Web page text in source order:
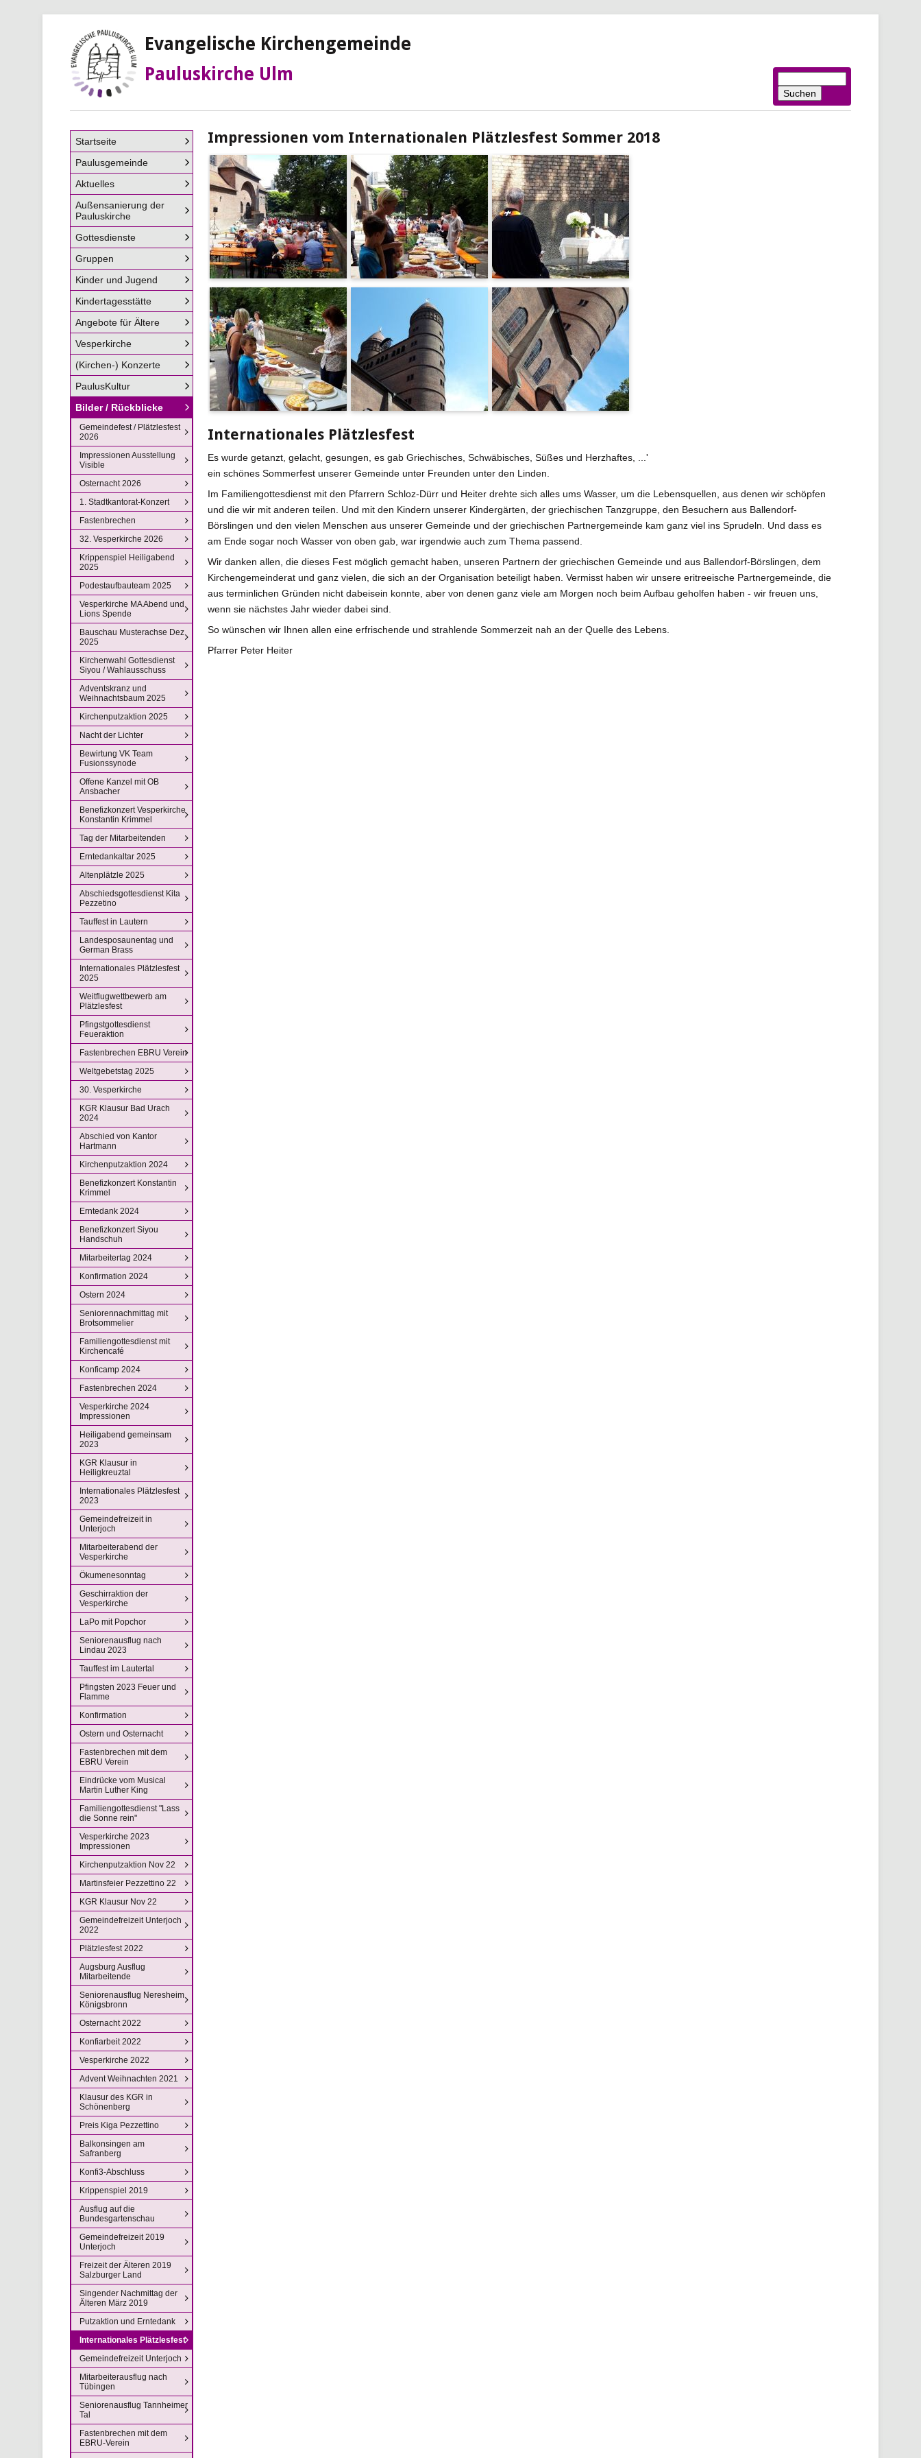
Evangelische Kirchengemeinde
Pauluskirche Ulm
Suchen
Impressionen vom Internationalen Plätzlesfest Sommer 2018
Internationales Plätzlesfest
Es wurde getanzt, gelacht, gesungen, es gab Griechisches, Schwäbisches, Süßes und Herzhaftes, ...'
ein schönes Sommerfest unserer Gemeinde unter Freunden unter den Linden.
Im Familiengottesdienst mit den Pfarrern Schloz-Dürr und Heiter drehte sich alles ums Wasser, um die Lebensquellen, aus denen wir schöpfen
und die wir mit anderen teilen. Und mit den Kindern unserer Kindergärten, der griechischen Tanzgruppe, den Besuchern aus Ballendorf-
Börslingen und den vielen Menschen aus unserer Gemeinde und der griechischen Partnergemeinde kam ganz viel ins Sprudeln. Und dass es
am Ende sogar noch Wasser von oben gab, war irgendwie auch zum Thema passend.
Wir danken allen, die dieses Fest möglich gemacht haben, unseren Partnern der griechischen Gemeinde und aus Ballendorf-Börslingen, dem
Kirchengemeinderat und ganz vielen, die sich an der Organisation beteiligt haben. Vermisst haben wir unsere eritreeische Partnergemeinde, die
aus terminlichen Gründen nicht dabeisein konnte, aber von denen ganz viele am Morgen noch beim Aufbau geholfen haben - wir freuen uns,
wenn sie nächstes Jahr wieder dabei sind.
So wünschen wir Ihnen allen eine erfrischende und strahlende Sommerzeit nah an der Quelle des Lebens.
Pfarrer Peter Heiter
Navigation
überspringen
Startseite
Paulusgemeinde
Aktuelles
Außensanierung der
Pauluskirche
Gottesdienste
Gruppen
Kinder und Jugend
Kindertagesstätte
Angebote für Ältere
Vesperkirche
(Kirchen-) Konzerte
PaulusKultur
Bilder / Rückblicke
Gemeindefest / Plätzlesfest
2026
Impressionen Ausstellung
Visible
Osternacht 2026
1. Stadtkantorat-Konzert
Fastenbrechen
32. Vesperkirche 2026
Krippenspiel Heiligabend
2025
Podestaufbauteam 2025
Vesperkirche MA Abend und
Lions Spende
Bauschau Musterachse Dez
2025
Kirchenwahl Gottesdienst
Siyou / Wahlausschuss
Adventskranz und
Weihnachtsbaum 2025
Kirchenputzaktion 2025
Nacht der Lichter
Bewirtung VK Team
Fusionssynode
Offene Kanzel mit OB
Ansbacher
Benefizkonzert Vesperkirche
Konstantin Krimmel
Tag der Mitarbeitenden
Erntedankaltar 2025
Altenplätzle 2025
Abschiedsgottesdienst Kita
Pezzetino
Tauffest in Lautern
Landesposaunentag und
German Brass
Internationales Plätzlesfest
2025
Weitflugwettbewerb am
Plätzlesfest
Pfingstgottesdienst
Feueraktion
Fastenbrechen EBRU Verein
Weltgebetstag 2025
30. Vesperkirche
KGR Klausur Bad Urach
2024
Abschied von Kantor
Hartmann
Kirchenputzaktion 2024
Benefizkonzert Konstantin
Krimmel
Erntedank 2024
Benefizkonzert Siyou
Handschuh
Mitarbeitertag 2024
Konfirmation 2024
Ostern 2024
Seniorennachmittag mit
Brotsommelier
Familiengottesdienst mit
Kirchencafé
Konficamp 2024
Fastenbrechen 2024
Vesperkirche 2024
Impressionen
Heiligabend gemeinsam
2023
KGR Klausur in
Heiligkreuztal
Internationales Plätzlesfest
2023
Gemeindefreizeit in
Unterjoch
Mitarbeiterabend der
Vesperkirche
Ökumenesonntag
Geschirraktion der
Vesperkirche
LaPo mit Popchor
Seniorenausflug nach
Lindau 2023
Tauffest im Lautertal
Pfingsten 2023 Feuer und
Flamme
Konfirmation
Ostern und Osternacht
Fastenbrechen mit dem
EBRU Verein
Eindrücke vom Musical
Martin Luther King
Familiengottesdienst "Lass
die Sonne rein"
Vesperkirche 2023
Impressionen
Kirchenputzaktion Nov 22
Martinsfeier Pezzettino 22
KGR Klausur Nov 22
Gemeindefreizeit Unterjoch
2022
Plätzlesfest 2022
Augsburg Ausflug
Mitarbeitende
Seniorenausflug Neresheim
Königsbronn
Osternacht 2022
Konfiarbeit 2022
Vesperkirche 2022
Advent Weihnachten 2021
Klausur des KGR in
Schönenberg
Preis Kiga Pezzettino
Balkonsingen am
Safranberg
Konfi3-Abschluss
Krippenspiel 2019
Ausflug auf die
Bundesgartenschau
Gemeindefreizeit 2019
Unterjoch
Freizeit der Älteren 2019
Salzburger Land
Singender Nachmittag der
Älteren März 2019
Putzaktion und Erntedank
Internationales Plätzlesfest
Gemeindefreizeit Unterjoch
Mitarbeiterausflug nach
Tübingen
Seniorenausflug Tannheimer
Tal
Fastenbrechen mit dem
EBRU-Verein